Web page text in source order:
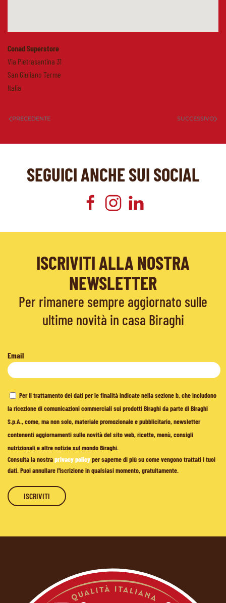
Conad Superstore
Via Pietrasantina 31
San Giuliano Terme
Italia
PRECEDENTE SUCCESSIVO
SEGUICI ANCHE SUI SOCIAL
ISCRIVITI ALLA NOSTRA
NEWSLETTER
Per rimanere sempre aggiornato sulle
ultime novità in casa Biraghi
Email
Per il trattamento dei dati per le finalità indicate nella sezione b, che includono
la ricezione di comunicazioni commerciali sui prodotti Biraghi da parte di Biraghi
S.p.A., come, ma non solo, materiale promozionale e pubblicitario, newsletter
contenenti aggiornamenti sulle novità del sito web, ricette, menù, consigli
nutrizionali e altre notizie sul mondo Biraghi.
Consulta la nostraprivacy policyper saperne di più su come vengono trattati i tuoi
dati. Puoi annullare l'iscrizione in qualsiasi momento, gratuitamente.